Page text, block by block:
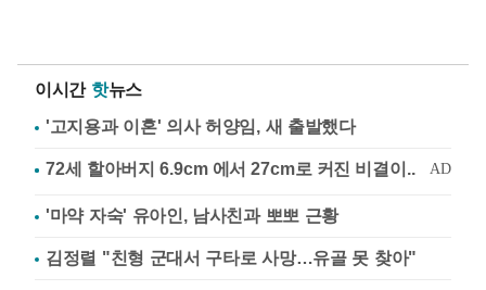
이시간 핫뉴스
'고지용과 이혼' 의사 허양임, 새 출발했다
'마약 자숙' 유아인, 남사친과 뽀뽀 근황
김정렬 "친형 군대서 구타로 사망…유골 못 찾아"